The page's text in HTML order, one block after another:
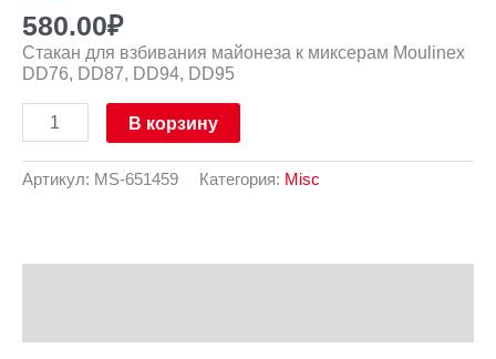
580.00₽
Стакан для взбивания майонеза к миксерам Moulinex
DD76, DD87, DD94, DD95
В корзину
Артикул: MS-651459 Категория: Misc